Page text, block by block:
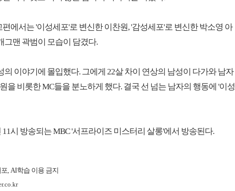
에서는 '이성세포'로 변신한 이찬원, '감성세포'로 변신한 박소영 아
그맨 곽범이 모습이 담겼다.
의 이야기에 몰입했다. 그에게 22살 차이 연상의 남성이 다가와 남자
을 비롯한 MC들을 분노하게 했다. 결국 선 넘는 남자의 행동에 '이성
시 방송되는 MBC '서프라이즈 미스터리 살롱'에서 방송된다.
, AI학습 이용 금지